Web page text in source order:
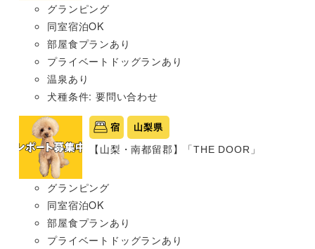
グランピング
同室宿泊OK
部屋食プランあり
プライベートドッグランあり
温泉あり
犬種条件: 要問い合わせ
宿 山梨県
【山梨・南都留郡】「THE DOOR」
グランピング
同室宿泊OK
部屋食プランあり
プライベートドッグランあり